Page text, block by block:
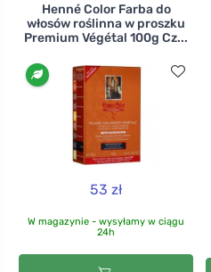
Henné Color Farba do
włosów roślinna w proszku
Premium Végétal 100g Cz...
53 zł
W magazynie - wysyłamy w ciągu
24h